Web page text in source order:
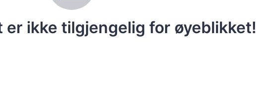
er ikke tilgjengelig for øyeblikket!